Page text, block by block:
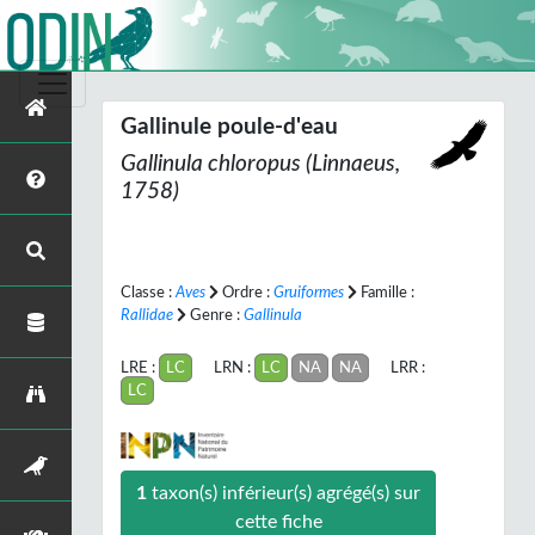
Gallinule poule-d'eau
Gallinula chloropus (Linnaeus,
1758)
Classe : Aves Ordre : Gruiformes
Famille :
Rallidae
Genre : Gallinula
LRE : LC LRN : LC NA NA
LRR :
LC
1taxon(s) inférieur(s) agrégé(s) sur
cette fiche